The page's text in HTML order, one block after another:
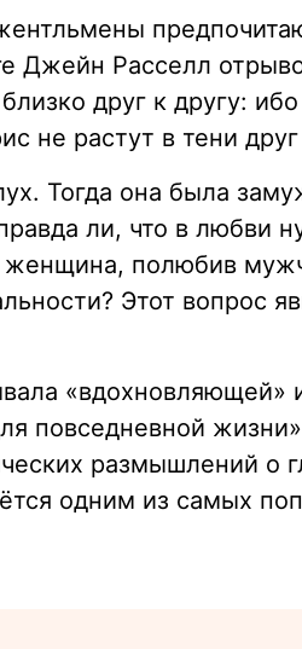
Джейн Расселл
друг к другу:
не растут в тени друг
Тогда она была
ли, что в любви
полюбив
Этот вопрос
«вдохновляющей»
повседневной
размышлений о
одним из самых